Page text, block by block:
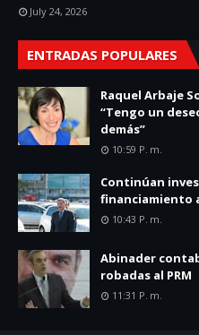
July 24, 2026
ENTRADAS POPULARES
Raquel Arbaje
“Tengo un
demás”
10:59 P. M.
Continúan
financiamiento
10:43 P. M.
Abinader
robadas al PRM
11:31 P. M.